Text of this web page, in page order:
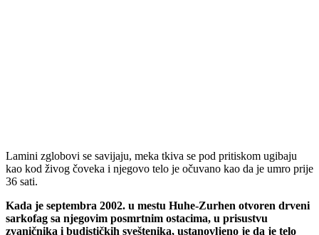
Lamini zglobovi se savijaju, meka tkiva se pod pritiskom ugibaju
kao kod živog čoveka i njegovo telo je očuvano kao da je umro prije
36 sati.
Kada je septembra 2002. u mestu Huhe-Zurhen otvoren drveni
sarkofag sa njegovim posmrtnim ostacima, u prisustvu
zvaničnika i budističkih sveštenika, ustanovljeno je da je telo